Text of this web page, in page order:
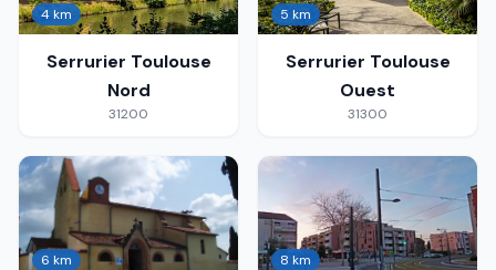
4 km
Serrurier Toulouse
Nord
31200
5 km
Serrurier Toulouse
Ouest
31300
6 km 8 km